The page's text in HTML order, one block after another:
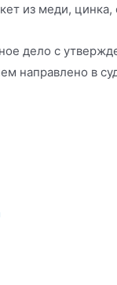
из меди,
дело с
направлено в